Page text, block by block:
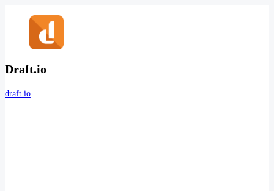
Draft.io
draft.io